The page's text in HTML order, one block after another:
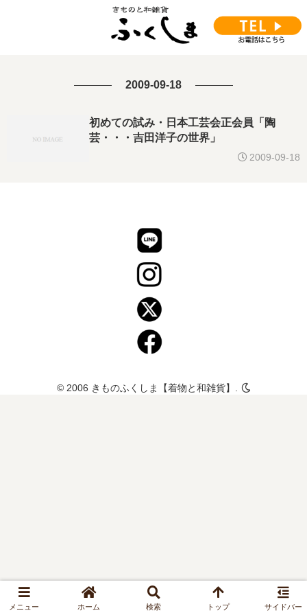
2009-09-18
初めての試み・日本工芸会正会員「陶
芸・・・吉田洋子の世界」
2009-09-18
© 2006 きものふくしま【着物と和雑貨】.
メニュー ホーム 検索 トップ サイドバー